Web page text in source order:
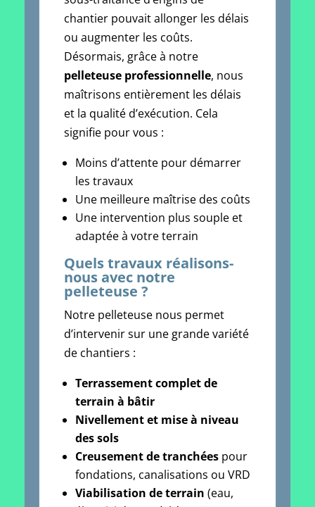
chantier pouvait allonger les délais
ou augmenter les coûts.
Désormais, grâce à notre
pelleteuse professionnelle, nous
maîtrisons entièrement les délais
et la qualité d’exécution. Cela
signifie pour vous :
Moins d’attente pour démarrer
les travaux
Une meilleure maîtrise des coûts
Une intervention plus souple et
adaptée à votre terrain
Quels travaux réalisons-
nous avec notre
pelleteuse ?
Notre pelleteuse nous permet
d’intervenir sur une grande variété
de chantiers :
Terrassement complet de
terrain à bâtir
Nivellement et mise à niveau
des sols
Creusement de tranchées pour
fondations, canalisations ou VRD
Viabilisation de terrain (eau,